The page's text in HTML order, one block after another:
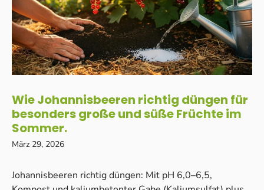
Wie Johannisbeeren richtig düngen für
besonders große und süße Früchte im
Sommer.
März 29, 2026
Johannisbeeren richtig düngen: Mit pH 6,0–6,5,